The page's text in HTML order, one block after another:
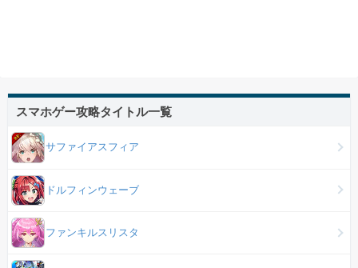
スマホゲー攻略タイトル一覧
サファイアスフィア
ドルフィンウェーブ
ファンキルスリスタ